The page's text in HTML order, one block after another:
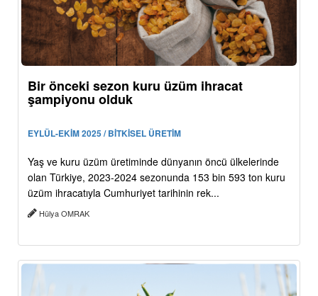
Bir önceki sezon kuru üzüm ihracat
şampiyonu olduk
EYLÜL-EKİM 2025 / BİTKİSEL ÜRETİM
Yaş ve kuru üzüm üretiminde dünyanın öncü ülkelerinde
olan Türkiye, 2023-2024 sezonunda 153 bin 593 ton kuru
üzüm ihracatıyla Cumhuriyet tarihinin rek...
Hülya OMRAK